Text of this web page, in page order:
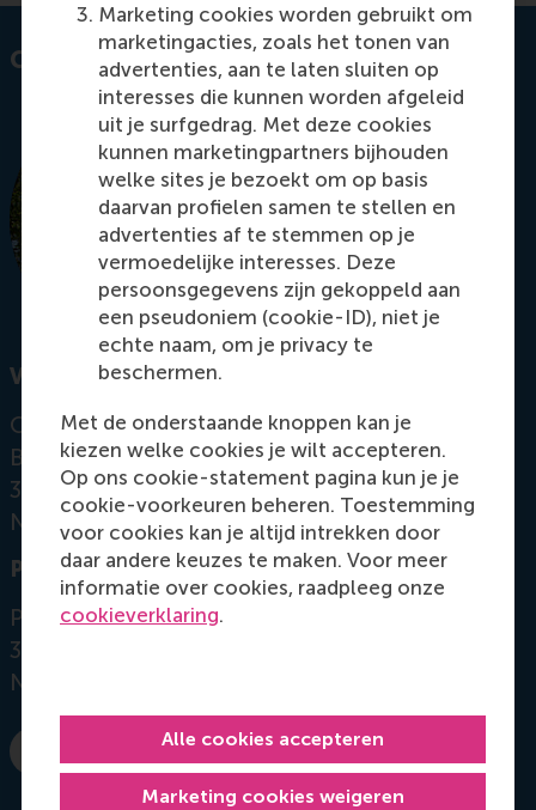
Marketing cookies worden gebruikt om
marketingacties, zoals het tonen van
advertenties, aan te laten sluiten op
interesses die kunnen worden afgeleid
uit je surfgedrag. Met deze cookies
kunnen marketingpartners bijhouden
welke sites je bezoekt om op basis
daarvan profielen samen te stellen en
advertenties af te stemmen op je
vermoedelijke interesses. Deze
persoonsgegevens zijn gekoppeld aan
een pseudoniem (cookie-ID), niet je
echte naam, om je privacy te
beschermen.
Met de onderstaande knoppen kan je
kiezen welke cookies je wilt accepteren.
Op ons cookie-statement pagina kun je je
cookie-voorkeuren beheren. Toestemming
voor cookies kan je altijd intrekken door
daar andere keuzes te maken. Voor meer
informatie over cookies, raadpleeg onze
cookieverklaring.
Marketing cookies weigeren
Alle cookies accepteren
Contact information
Visiting address
Office: Mandeville Building T09-45
Burgemeester Oudlaan 50
3062 PA Rotterdam
Netherlands
Postal address
Postbus 1738
3000 DR
Netherlands
E-mail rathee@rsm.nl